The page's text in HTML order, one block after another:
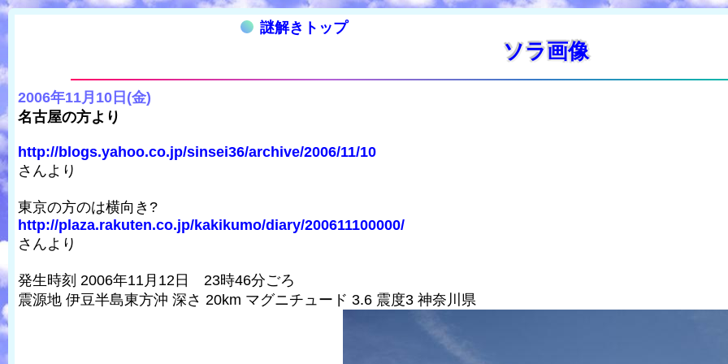
謎解きトップ
ソラ画像
2006年11月10日(金)
名古屋の方より
http://blogs.yahoo.co.jp/sinsei36/archive/2006/11/10
さんより
東京の方のは横向き?
http://plaza.rakuten.co.jp/kakikumo/diary/200611100000/
さんより
発生時刻 2006年11月12日 23時46分ごろ
震源地 伊豆半島東方沖 深さ 20km マグニチュード 3.6 震度3 神奈川県